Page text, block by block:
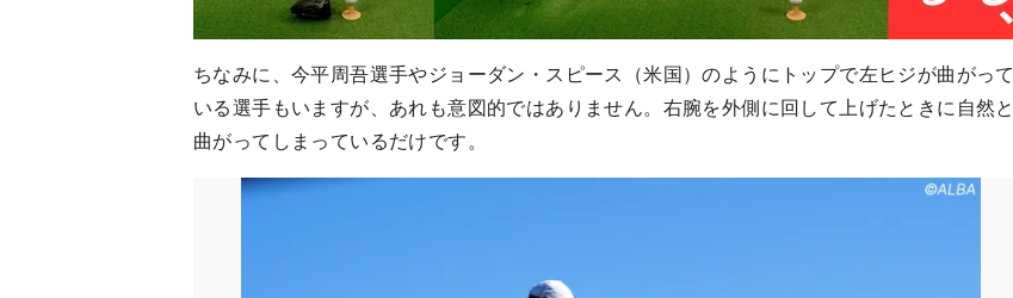
ちなみに、今平周吾選手やジョーダン・スピース（米国）のようにトップで左ヒジが曲がって
いる選手もいますが、あれも意図的ではありません。右腕を外側に回して上げたときに自然と
曲がってしまっているだけです。